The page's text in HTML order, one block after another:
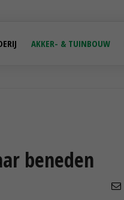
AKKER- & TUINBOUW
beneden